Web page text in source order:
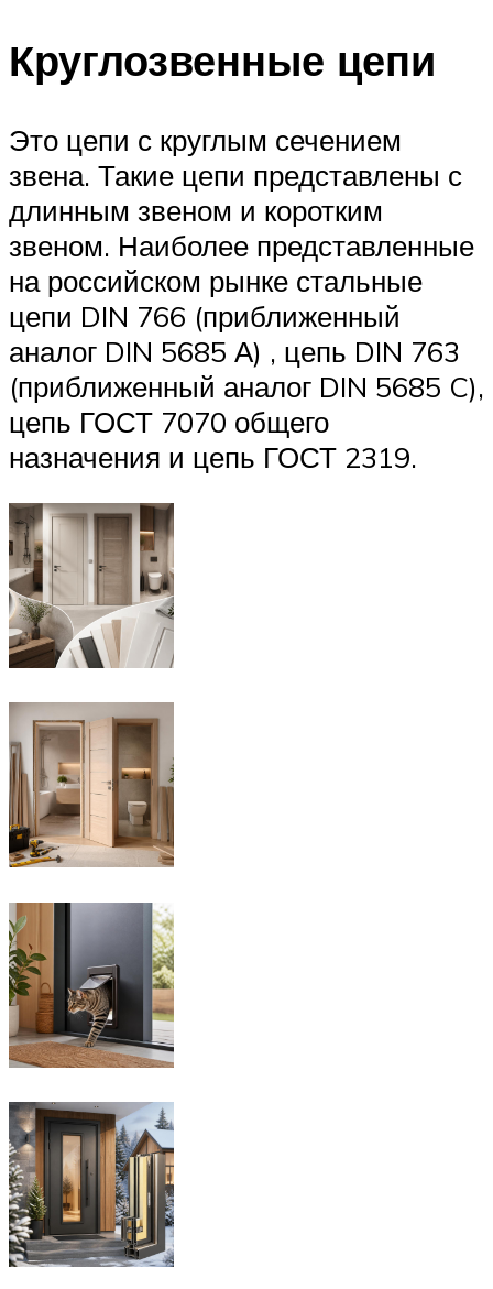
Круглозвенные цепи
Это цепи с круглым сечением
звена. Такие цепи представлены с
длинным звеном и коротким
звеном. Наиболее представленные
на российском рынке стальные
цепи DIN 766 (приближенный
аналог DIN 5685 А) , цепь DIN 763
(приближенный аналог DIN 5685 C),
цепь ГОСТ 7070 общего
назначения и цепь ГОСТ 2319.